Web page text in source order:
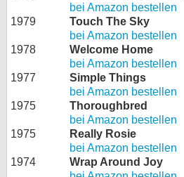
bei Amazon bestellen
1979
Touch The Sky
bei Amazon bestellen
1978
Welcome Home
bei Amazon bestellen
1977
Simple Things
bei Amazon bestellen
1975
Thoroughbred
bei Amazon bestellen
1975
Really Rosie
bei Amazon bestellen
1974
Wrap Around Joy